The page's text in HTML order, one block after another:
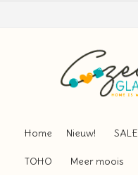
Home Nieuw! SALE
TOHO Meer moois